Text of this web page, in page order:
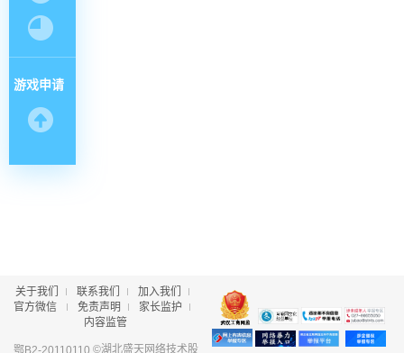
游戏申请
关于我们 联系我们
加入我们
官方微信
免责声明
家长监护
内容监管
鄂B2-20110110 ©湖北盛天网络技术股